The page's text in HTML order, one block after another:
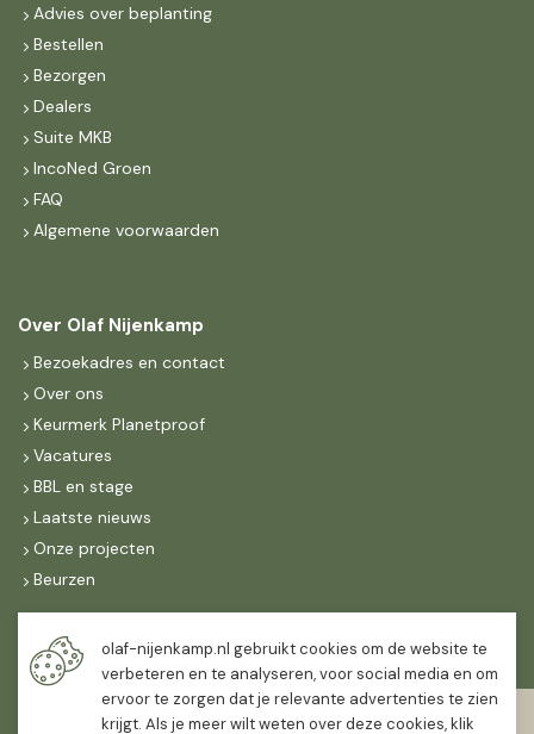
Advies over beplanting
Bestellen
Bezorgen
Dealers
Suite MKB
IncoNed Groen
FAQ
Algemene voorwaarden
Over Olaf Nijenkamp
Bezoekadres en contact
Over ons
Keurmerk Planetproof
Vacatures
BBL en stage
Laatste nieuws
Onze projecten
Beurzen
Maandag t/m vrijdag
07:30-
16:30
olaf-nijenkamp.nl gebruikt cookies om de website te
verbeteren en te analyseren, voor social media en om
ervoor te zorgen dat je relevante advertenties te zien
krijgt. Als je meer wilt weten over deze cookies, klik